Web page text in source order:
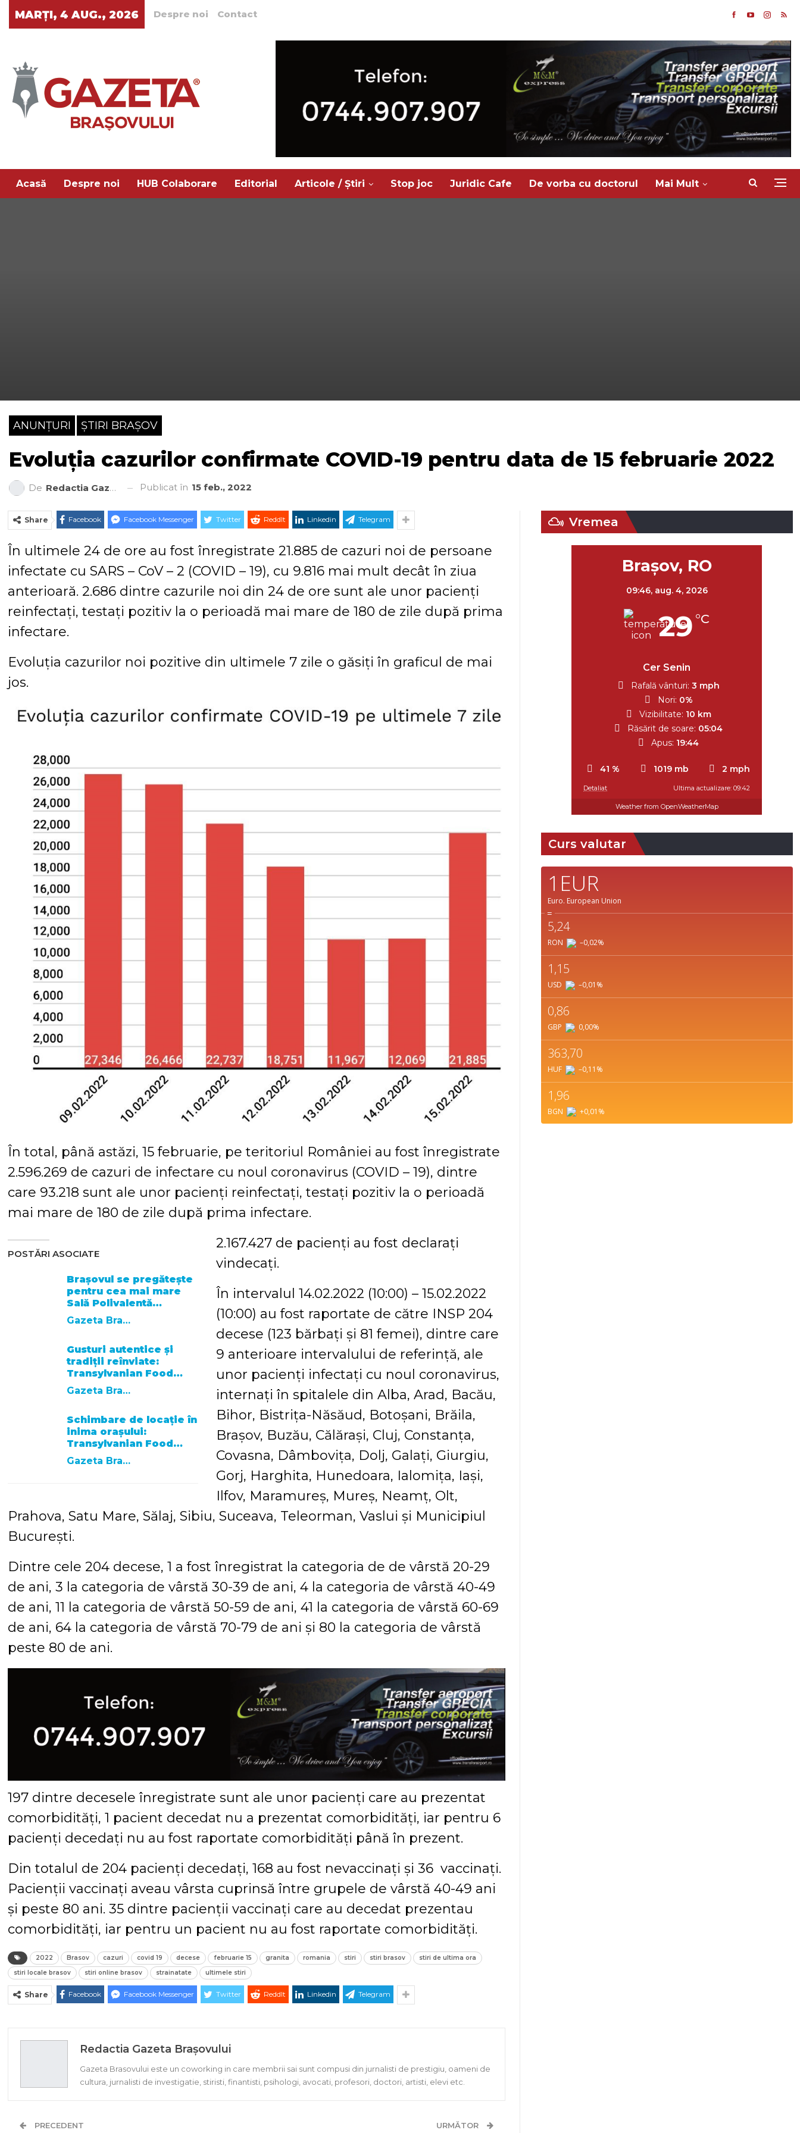
MARȚI, 4 AUG., 2026 Despre noi Contact
Acasă Despre noi HUB Colaborare Editorial Articole / Știri Stop joc Juridic Cafe De vorba cu doctorul Mai Mult
ANUNȚURI ȘTIRI BRAȘOV
Evoluția cazurilor confirmate COVID-19 pentru data de 15 februarie 2022
De Redactia Gazeta Brașovului Publicat în 15 feb., 2022
Share Facebook Facebook Messenger Twitter ReddIt Linkedin Telegram
În ultimele 24 de ore au fost înregistrate 21.885 de cazuri noi de persoane
infectate cu SARS – CoV – 2 (COVID – 19), cu 9.816 mai mult decât în ziua
anterioară. 2.686 dintre cazurile noi din 24 de ore sunt ale unor pacienți
reinfectați, testați pozitiv la o perioadă mai mare de 180 de zile după prima
infectare.
Evoluția cazurilor noi pozitive din ultimele 7 zile o găsiți în graficul de mai
jos.
În total, până astăzi, 15 februarie, pe teritoriul României au fost înregistrate
2.596.269 de cazuri de infectare cu noul coronavirus (COVID – 19), dintre
care 93.218 sunt ale unor pacienți reinfectați, testați pozitiv la o perioadă
mai mare de 180 de zile după prima infectare.
POSTĂRI ASOCIATE
Brașovul se pregătește
pentru cea mai mare
Sală Polivalentă…
Gazeta Brasovului
Gusturi autentice și
tradiții reînviate:
Transylvanian Food…
Gazeta Brasovului
Schimbare de locație în
inima orașului:
Transylvanian Food…
Gazeta Brasovului
2.167.427 de pacienți au fost declarați
vindecați.
În intervalul 14.02.2022 (10:00) – 15.02.2022
(10:00) au fost raportate de către INSP 204
decese (123 bărbați și 81 femei), dintre care
9 anterioare intervalului de referință, ale
unor pacienți infectați cu noul coronavirus,
internați în spitalele din Alba, Arad, Bacău,
Bihor, Bistrița-Năsăud, Botoșani, Brăila,
Brașov, Buzău, Călărași, Cluj, Constanța,
Covasna, Dâmbovița, Dolj, Galați, Giurgiu,
Gorj, Harghita, Hunedoara, Ialomiţa, Iași,
Ilfov, Maramureş, Mureș, Neamț, Olt,
Prahova, Satu Mare, Sălaj, Sibiu, Suceava, Teleorman, Vaslui și Municipiul
București.
Dintre cele 204 decese, 1 a fost înregistrat la categoria de de vârstă 20-29
de ani, 3 la categoria de vârstă 30-39 de ani, 4 la categoria de vârstă 40-49
de ani, 11 la categoria de vârstă 50-59 de ani, 41 la categoria de vârstă 60-69
de ani, 64 la categoria de vârstă 70-79 de ani și 80 la categoria de vârstă
peste 80 de ani.
197 dintre decesele înregistrate sunt ale unor pacienți care au prezentat
comorbidități, 1 pacient decedat nu a prezentat comorbidități, iar pentru 6
pacienți decedați nu au fost raportate comorbidități până în prezent.
Din totalul de 204 pacienți decedați, 168 au fost nevaccinați și 36 vaccinați.
Pacienții vaccinați aveau vârsta cuprinsă între grupele de vârstă 40-49 ani
și peste 80 ani. 35 dintre pacienții vaccinați care au decedat prezentau
comorbidități, iar pentru un pacient nu au fost raportate comorbidități.
2022 Brasov cazuri covid 19 decese februarie 15 granita romania stiri stiri brasov
stiri de ultima ora
stiri locale brasov
stiri online brasov strainatate ultimele stiri
Share Facebook Facebook Messenger Twitter ReddIt Linkedin Telegram
Redactia Gazeta Brașovului
Gazeta Brasovului este un coworking in care membrii sai sunt compusi din jurnalisti de prestigiu, oameni de
cultura, jurnalisti de investigatie, stiristi, finantisti, psihologi, avocati, profesori, doctori, artisti, elevi etc.
PRECEDENT URMĂTOR
Vremea
Braşov, RO
09:46, aug. 4, 2026
29 °C
Cer Senin
41 % 1019 mb 2 mph
Rafală vânturi: 3 mph
Nori: 0%
Vizibilitate: 10 km
Răsărit de soare: 05:04
Apus: 19:44
Detaliat Ultima actualizare: 09:42
Weather from OpenWeatherMap
Curs valutar
1EUR
Euro. European Union
=
5,24
RON –0,02%
1,15
USD –0,01 %
0,86
GBP 0,00%
363,70
HUF –0,11 %
1,96
BGN +0,01 %